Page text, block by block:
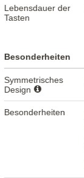
Lebensdauer der
Tasten
Besonderheiten
Symmetrisches
Design
Besonderheiten